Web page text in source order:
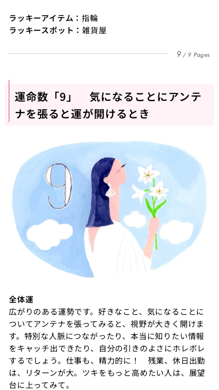
ラッキーアイテム：指輪
ラッキースポット：雑貨屋
9 9 Pages
運命数「9」 気になることにアンテ
ナを張ると運が開けるとき
全体運
広がりのある運勢です。好きなこと、気になることに
ついてアンテナを張ってみると、視野が大きく開けま
す。特別な人脈につながったり、本当に知りたい情報
をキャッチ出できたり、自分の引きのよさにホレボレ
するでしょう。仕事も、精力的に！ 残業、休日出勤
は、リターンが大。ツキをもっと高めたい人は、展望
台に上ってみて。